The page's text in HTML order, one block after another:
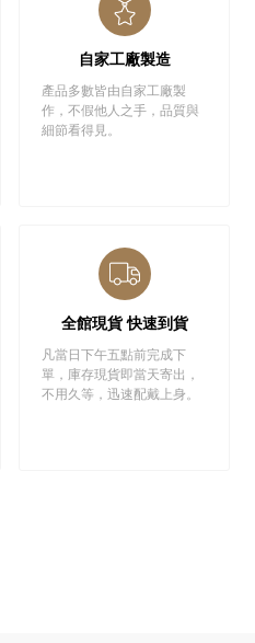
自家工廠製造
產品多數皆由自家工廠製
作，不假他人之手，品質與
細節看得見。
全館現貨 快速到貨
凡當日下午五點前完成下
單，庫存現貨即當天寄出，
不用久等，迅速配戴上身。